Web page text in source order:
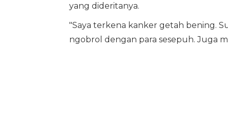
yang dideritanya.
"Saya terkena kanker getah bening.
ngobrol dengan para sesepuh. Juga